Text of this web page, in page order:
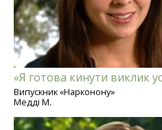
«Я готова кинути виклик
Випускник «Нарконону»
Медді М.